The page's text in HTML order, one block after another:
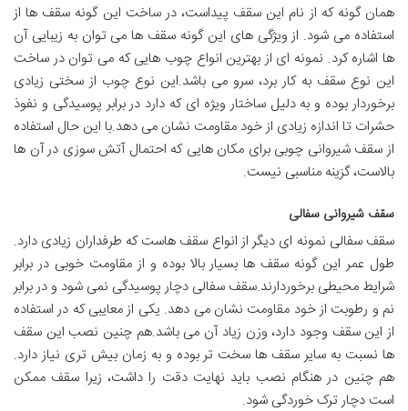
همان گونه که از نام این سقف پیداست، در ساخت این گونه سقف ها از
استفاده می شود. از ویژگی های این گونه سقف ها می توان به زیبایی آن
ها اشاره کرد. نمونه ای از بهترین انواع چوب هایی که می توان در ساخت
این نوع سقف به کار برد، سرو می باشد.این نوع چوب از سختی زیادی
برخوردار بوده و به دلیل ساختار ویژه ای که دارد در برابر پوسیدگی و نفوذ
حشرات تا اندازه زیادی از خود مقاومت نشان می دهد.با این حال استفاده
از سقف شیروانی چوبی برای مکان هایی که احتمال آتش سوزی در آن ها
بالاست، گزینه مناسبی نیست.
سقف شیروانی سفالی
سقف سفالی نمونه ای دیگر از انواع سقف هاست که طرفداران زیادی دارد.
طول عمر این گونه سقف ها بسیار بالا بوده و از مقاومت خوبی در برابر
شرایط محیطی برخوردارند.سقف سفالی دچار پوسیدگی نمی شود و در برابر
نم و رطوبت از خود مقاومت نشان می دهد. یکی از معایبی که در استفاده
از این سقف وجود دارد، وزن زیاد آن می باشد.هم چنین نصب این سقف
ها نسبت به سایر سقف ها سخت تر بوده و به زمان بیش تری نیاز دارد.
هم چنین در هنگام نصب باید نهایت دقت را داشت، زیرا سقف ممکن
است دچار ترک خوردگی شود.